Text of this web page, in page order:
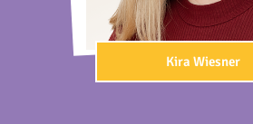
Kira Wiesner